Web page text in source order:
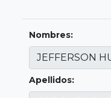
Nombres:
Apellidos: